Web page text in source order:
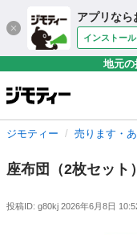
アプリなら
インストール
地元
ジモティー 売ります・
座布団（2枚セッ
投稿ID: g80kj 2026年6月8日